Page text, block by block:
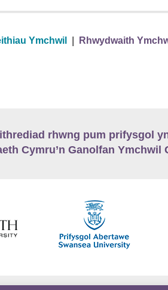
Ymchwil Rhwydwaith
rhwng pum prifysgol
Cymru’n Ganolfan Ymchwil